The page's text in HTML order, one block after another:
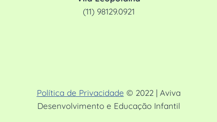
(11) 98129.0921
Política de Privacidade © 2022 | Aviva
Desenvolvimento e Educação Infantil